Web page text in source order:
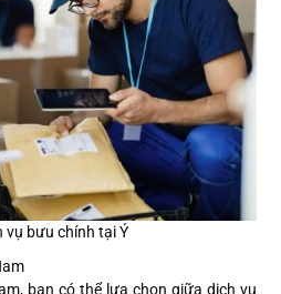
vụ bưu chính tại Ý
bạn có thể lựa chọn giữa dịch vụ